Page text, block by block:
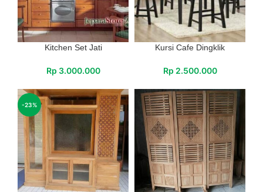
Kitchen Set Jati
Rp 3.000.000
Kursi Cafe Dingklik
Rp 2.500.000
-23%